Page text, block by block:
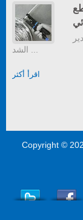
اقرأ أكثر
Copyright ©